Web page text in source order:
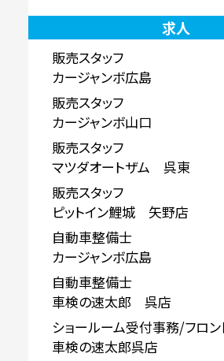
求人
販売スタッフ
カージャンボ広島
販売スタッフ
カージャンボ山口
販売スタッフ
マツダオートザム 呉東
販売スタッフ
ピットイン鯉城 矢野店
自動車整備士
カージャンボ広島
自動車整備士
車検の速太郎 呉店
ショールーム受付事務/フロン
車検の速太郎呉店